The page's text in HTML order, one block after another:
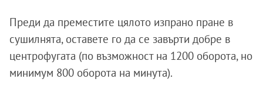
Преди да преместите цялото изпрано пране в
сушилнята, оставете го да се завърти добре в
центрофугата (по възможност на 1200 оборота, но
минимум 800 оборота на минута).